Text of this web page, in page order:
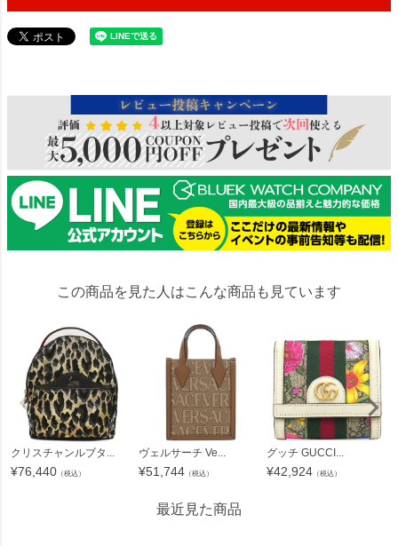
この商品を見た人はこんな商品も見ています
クリスチャンルブタ...
¥76,440 （税込）
ヴェルサーチ Ve...
¥51,744 （税込）
グッチ GUCCI...
¥42,924 （税込）
最近見た商品